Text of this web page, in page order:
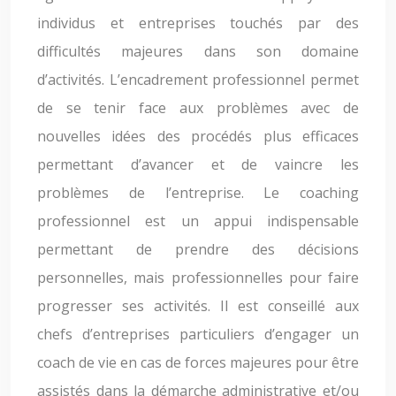
individus et entreprises touchés par des
difficultés majeures dans son domaine
d’activités. L’encadrement professionnel permet
de se tenir face aux problèmes avec de
nouvelles idées des procédés plus efficaces
permettant d’avancer et de vaincre les
problèmes de l’entreprise. Le coaching
professionnel est un appui indispensable
permettant de prendre des décisions
personnelles, mais professionnelles pour faire
progresser ses activités. Il est conseillé aux
chefs d’entreprises particuliers d’engager un
coach de vie en cas de forces majeures pour être
assistés dans la démarche administrative et/ou